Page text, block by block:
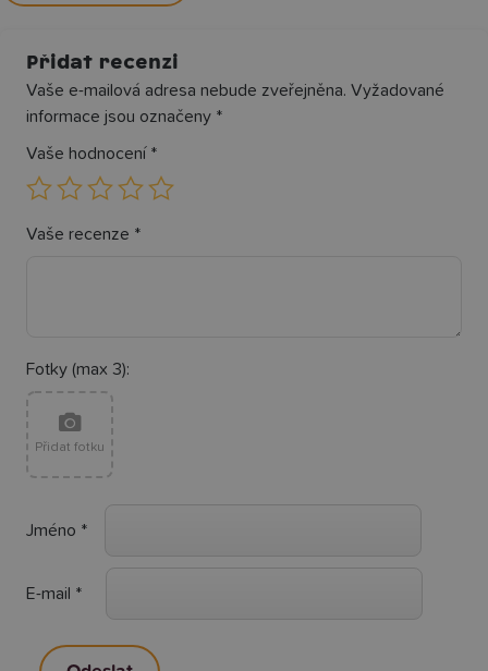
Přidat recenzi
Vaše e-mailová adresa nebude zveřejněna. Vyžadované
informace jsou označeny *
Vaše hodnocení *
Vaše recenze *
Fotky (max 3):
Přidat fotku
Jméno *
E-mail *